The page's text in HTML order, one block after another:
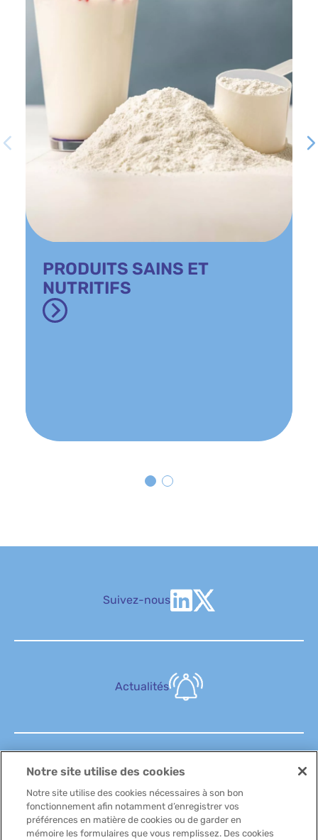
PRODUITS SAINS ET
NUTRITIFS
Suivez-nous
Actualités
FAQ
Notre site utilise des cookies
Notre site utilise des cookies nécessaires à son bon
fonctionnement afin notamment d’enregistrer vos
préférences en matière de cookies ou de garder en
mémoire les formulaires que vous remplissez. Des cookies